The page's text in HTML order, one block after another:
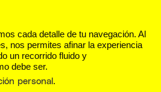
cada detalle de tu navegación. Al
nos permites afinar la experiencia
un recorrido fluido y
debe ser.
personal.